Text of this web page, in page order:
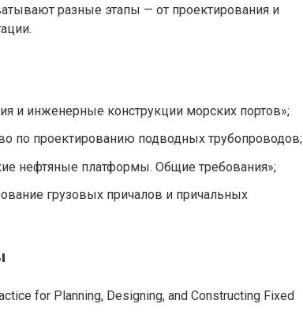
разные этапы — от проектирования и
и инженерные конструкции морских портов»;
по проектированию подводных трубопроводов;
нефтяные платформы. Общие требования»;
грузовых причалов и причальных
for Planning, Designing, and Constructing Fixed